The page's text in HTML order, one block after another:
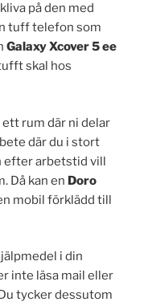
på den med
tuff telefon som
Galaxy Xcover 5 ee
skal hos
rum där ni delar
där du i stort
efter arbetstid vill
Då kan en Doro
mobil förklädd till
i din
inte läsa mail eller
tycker dessutom